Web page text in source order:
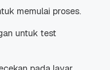
memulai proses.
untuk test